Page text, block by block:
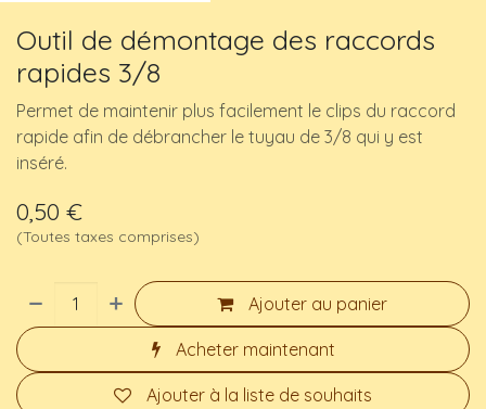
Outil de démontage des raccords
rapides 3/8
Permet de maintenir plus facilement le clips du raccord
rapide afin de débrancher le tuyau de 3/8 qui y est
inséré.
0,50 €
(Toutes taxes comprises)
Ajouter au panier
Acheter maintenant
Ajouter à la liste de souhaits